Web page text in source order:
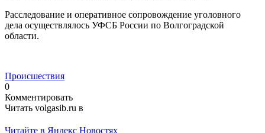
Расследование и оперативное сопровождение уголовного
дела осуществлялось УФСБ России по Волгоградской
области.
Происшествия
0
Комментировать
Читать volgasib.ru в
Читайте в Яндекс Новостях